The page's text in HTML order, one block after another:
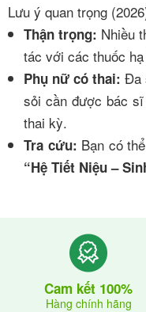
Lưu ý quan trọng
Thận trọng: Nhiều
tác với các thuốc
Phụ nữ có thai: Đa
sỏi cần được bác
thai kỳ.
Tra cứu: Bạn có
“Hệ Tiết Niệu –
Cam kết 100%
Hàng chính hãng